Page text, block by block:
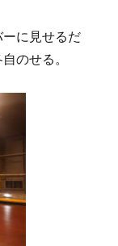
に見せるだ
のせる。